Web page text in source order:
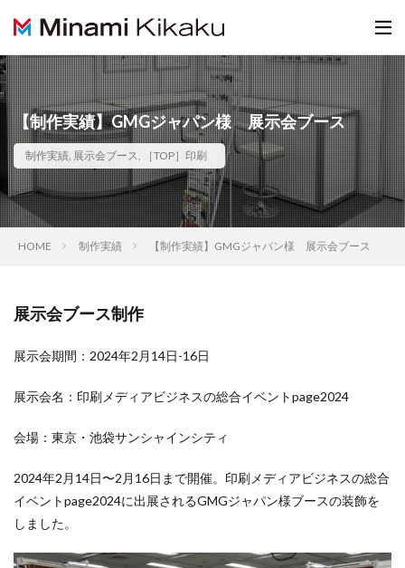
【制作実績】GMGジャパン様 展示会ブース
制作実績, 展示会ブース, ［TOP］印刷
HOME 制作実績 【制作実績】GMGジャパン様 展示会ブース
展示会ブース制作
展示会期間：2024年2月14日-16日
展示会名：印刷メディアビジネスの総合イベントpage2024
会場：東京・池袋サンシャインシティ
2024年2月14日〜2月16日まで開催。印刷メディアビジネスの総合
イベントpage2024に出展されるGMGジャパン様ブースの装飾を
しました。